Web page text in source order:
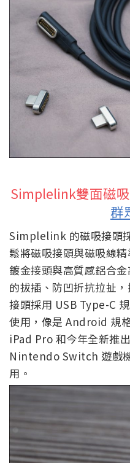
Simplelink雙面磁吸
群
Simplelink 的磁吸接頭
鬆將磁吸接頭與磁吸線
鍍金接頭與高質感鋁合
的拔插、防凹折抗拉扯
接頭採用 USB Type-C
使用，像是 Android 規
iPad Pro 和今年全新推
Nintendo Switch 遊戲
用。